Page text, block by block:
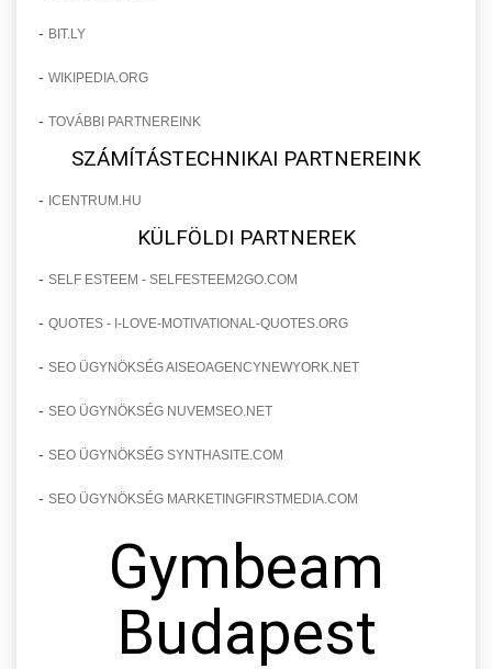
- BIT.LY
- WIKIPEDIA.ORG
- TOVÁBBI PARTNEREINK
SZÁMÍTÁSTECHNIKAI PARTNEREINK
- ICENTRUM.HU
KÜLFÖLDI PARTNEREK
- SELF ESTEEM - SELFESTEEM2GO.COM
- QUOTES - I-LOVE-MOTIVATIONAL-QUOTES.ORG
- SEO ÜGYNÖKSÉG AISEOAGENCYNEWYORK.NET
- SEO ÜGYNÖKSÉG NUVEMSEO.NET
- SEO ÜGYNÖKSÉG SYNTHASITE.COM
- SEO ÜGYNÖKSÉG MARKETINGFIRSTMEDIA.COM
Gymbeam
Budapest